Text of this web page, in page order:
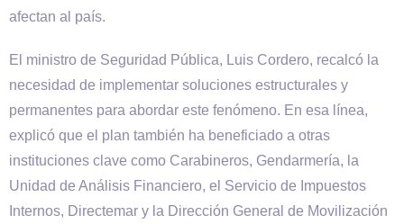
afectan al país.
El ministro de Seguridad Pública, Luis Cordero, recalcó la
necesidad de implementar soluciones estructurales y
permanentes para abordar este fenómeno. En esa línea,
explicó que el plan también ha beneficiado a otras
instituciones clave como Carabineros, Gendarmería, la
Unidad de Análisis Financiero, el Servicio de Impuestos
Internos, Directemar y la Dirección General de Movilización